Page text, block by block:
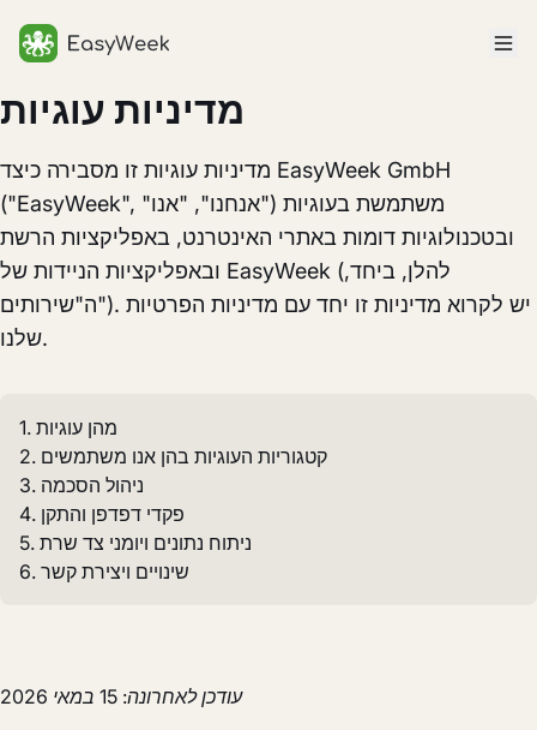
מדיניות עוגיות
מדיניות עוגיות זו מסבירה כיצד EasyWeek GmbH
("EasyWeek", "אנחנו", "אנו") משתמשת בעוגיות
ובטכנולוגיות דומות באתרי האינטרנט, באפליקציות הרשת
ובאפליקציות הניידות של EasyWeek (להלן, ביחד,
ה"שירותים"). יש לקרוא מדיניות זו יחד עם מדיניות הפרטיות
שלנו.
1. מהן עוגיות
2. קטגוריות העוגיות בהן אנו משתמשים
3. ניהול הסכמה
4. פקדי דפדפן והתקן
5. ניתוח נתונים ויומני צד שרת
6. שינויים ויצירת קשר
עודכן לאחרונה: 15 במאי 2026